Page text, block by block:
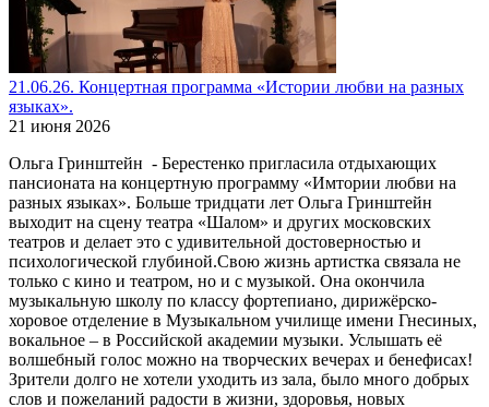
21.06.26. Концертная программа «Истории любви на разных
языках».
21 июня 2026
Ольга Гринштейн - Берестенко пригласила отдыхающих
пансионата на концертную программу «Имтории любви на
разных языках». Больше тридцати лет Ольга Гринштейн
выходит на сцену театра «Шалом» и других московских
театров и делает это с удивительной достоверностью и
психологической глубиной.Свою жизнь артистка связала не
только с кино и театром, но и с музыкой. Она окончила
музыкальную школу по классу фортепиано, дирижёрско-
хоровое отделение в Музыкальном училище имени Гнесиных,
вокальное – в Российской академии музыки. Услышать её
волшебный голос можно на творческих вечерах и бенефисах!
Зрители долго не хотели уходить из зала, было много добрых
слов и пожеланий радости в жизни, здоровья, новых